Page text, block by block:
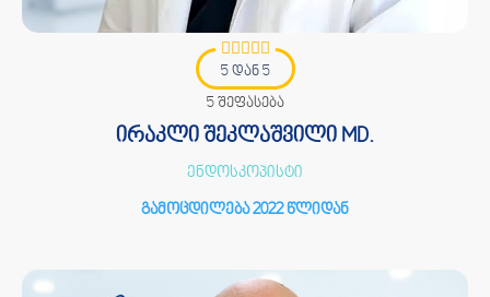
5 დან 5
5 შეფასება
ირაკლი შეკლაშვილი MD.
ენდოსკოპისტი
გამოცდილება 2022 წლიდან